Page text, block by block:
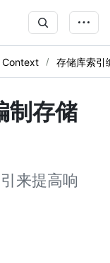
Context 存储库索引
制存储
来提高响